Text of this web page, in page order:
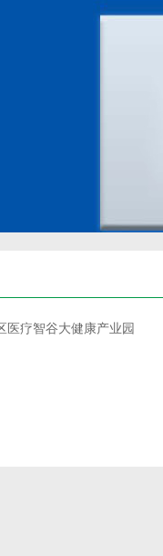
医疗智谷大健康产业园